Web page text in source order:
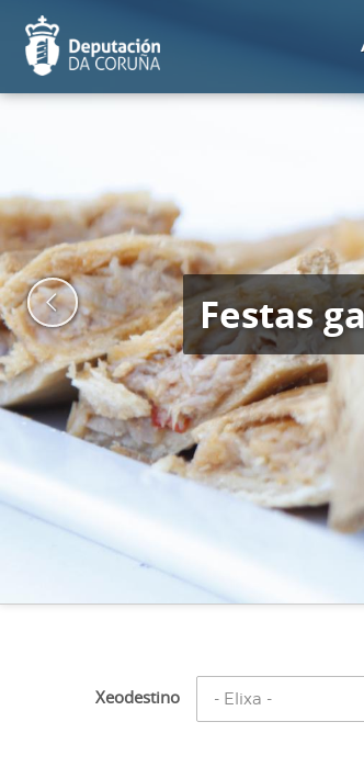
contido
Festas
Xeodestino